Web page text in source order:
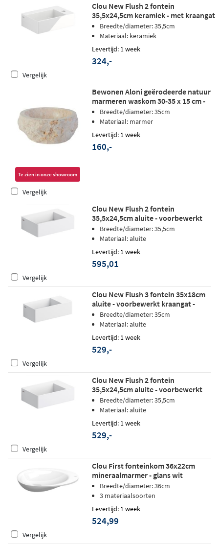
Clou New Flush 2 fontein
35,5x24,5cm keramiek - met kraangat
- witBreedte/diameter: 35,5cm
Materiaal: keramiek
Levertijd: 1 week
324,-
Vergelijk
Te zien in onze showroom
Bewonen Aloni geërodeerde natuur
marmeren waskom 30-35 x 15 cm -
creme
Breedte/diameter: 35cm
Materiaal: marmer
Levertijd: 1 week
160,-
Vergelijk
Clou New Flush 2 fontein
35,5x24,5cm aluite - voorbewerkt
kraangat - mat wit - met afvoerplaat
Breedte/diameter: 35,5cm
Materiaal: aluite
Levertijd: 1 week
595,01
Vergelijk
Clou New Flush 3 fontein 35x18cm
aluite - voorbewerkt kraangat -
rechts - mat wit
Breedte/diameter: 35cm
Materiaal: aluite
Levertijd: 1 week
529,-
Vergelijk
Clou New Flush 2 fontein
35,5x24,5cm aluite - voorbewerkt
kraangat - mat wit
Breedte/diameter: 35,5cm
Materiaal: aluite
Levertijd: 1 week
529,-
Vergelijk
Clou First fonteinkom 36x22cm
mineraalmarmer - glans wit
Breedte/diameter: 36cm
3 materiaalsoorten
Levertijd: 1 week
524,99
Vergelijk